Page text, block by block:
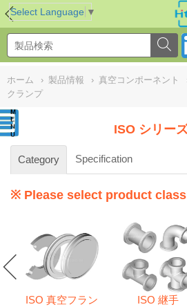
Select Language ▼
ホーム › 製品情報 › 真空コンポーネント
クランプ
ISO シリー
Category Specification
※ Please select product
ISO 真空フラン
ISO 継手
NULL//